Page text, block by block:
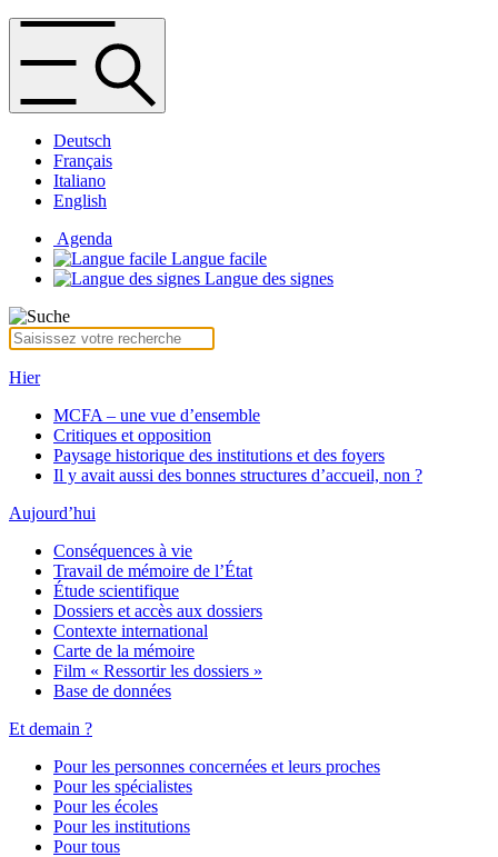
Deutsch
Français
Italiano
English
Agenda
Langue facile
Langue des signes
Hier
MCFA – une vue d’ensemble
Critiques et opposition
Paysage historique des institutions et des foyers
Il y avait aussi des bonnes structures d’accueil, non ?
Aujourd’hui
Conséquences à vie
Travail de mémoire de l’État
Étude scientifique
Dossiers et accès aux dossiers
Contexte international
Carte de la mémoire
Film « Ressortir les dossiers »
Base de données
Et demain ?
Pour les personnes concernées et leurs proches
Pour les spécialistes
Pour les écoles
Pour les institutions
Pour tous